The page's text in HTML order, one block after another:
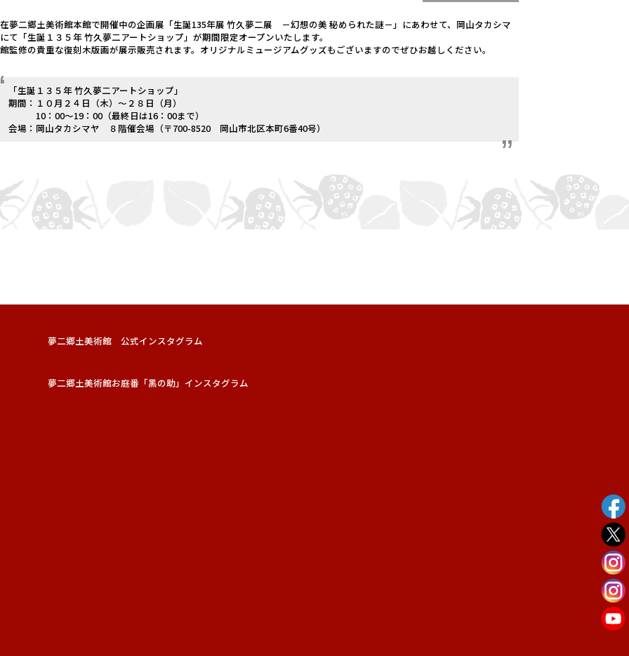
夢二郷土美術館本館で開催中の企画展「生誕135年展 竹久夢二展 －幻想の美 秘められた謎－」にあわせて、岡山タカシマ
て「生誕１３５年 竹久夢二アートショップ」が期間限定オープンいたします。
監修の貴重な復刻木版画が展示販売されます。オリジナルミュージアムグッズもございますのでぜひお越しください。
「生誕１３５年 竹久夢二アートショップ」
期間：１０月２４日（木）～２８日（月）
10：00～19：00（最終日は16：00まで）
会場：岡山タカシマヤ ８階催会場（〒700-8520 岡山市北区本町6番40号）
夢二郷土美術館 公式インスタグラム
夢二郷土美術館お庭番「黑の助」インスタグラム